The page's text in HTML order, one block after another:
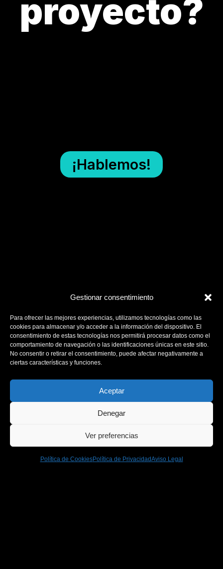
Gestionar consentimiento
Para ofrecer las mejores experiencias, utilizamos tecnologías como las
cookies para almacenar y/o acceder a la información del dispositivo. El
consentimiento de estas tecnologías nos permitirá procesar datos como el
comportamiento de navegación o las identificaciones únicas en este sitio.
No consentir o retirar el consentimiento, puede afectar negativamente a
ciertas características y funciones.
Aceptar
Denegar
Ver preferencias
Política de CookiesPolítica de PrivacidadAviso Legal
proyecto?
¡Hablemos!